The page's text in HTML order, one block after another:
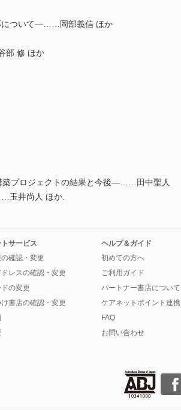
について―……岡部義信 ほか
部 修 ほか
プロジェクトの結果と今後―……田中聖人
玉井尚人 ほか.
サービス
確認・変更
ドレスの確認・変更
の変更
書店の確認・変更
ヘルプ＆ガイド
初めての方へ
ご利用ガイド
パートナー書店について
ケアネットポイント連携
FAQ
お問い合わせ